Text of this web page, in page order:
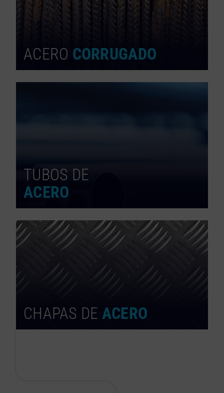
ACERO CORRUGADO
TUBOS DE
ACERO
CHAPAS DE ACERO